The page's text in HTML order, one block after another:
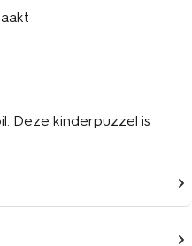
Deze kinderpuzzel is